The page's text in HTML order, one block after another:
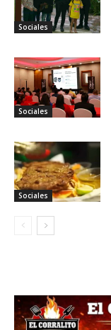
Sociales
Sociales
Sociales